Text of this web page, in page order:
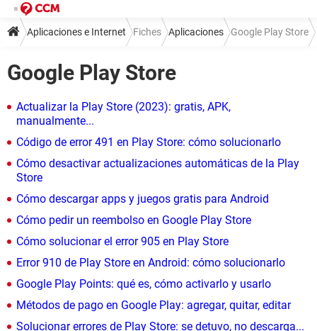
Aplicaciones e Internet Fiches Aplicaciones Google Play Store
Google Play Store
Actualizar la Play Store (2023): gratis, APK,
manualmente...
Código de error 491 en Play Store: cómo solucionarlo
Cómo desactivar actualizaciones automáticas de la Play
Store
Cómo descargar apps y juegos gratis para Android
Cómo pedir un reembolso en Google Play Store
Cómo solucionar el error 905 en Play Store
Error 910 de Play Store en Android: cómo solucionarlo
Google Play Points: qué es, cómo activarlo y usarlo
Métodos de pago en Google Play: agregar, quitar, editar
Solucionar errores de Play Store: se detuvo, no descarga...